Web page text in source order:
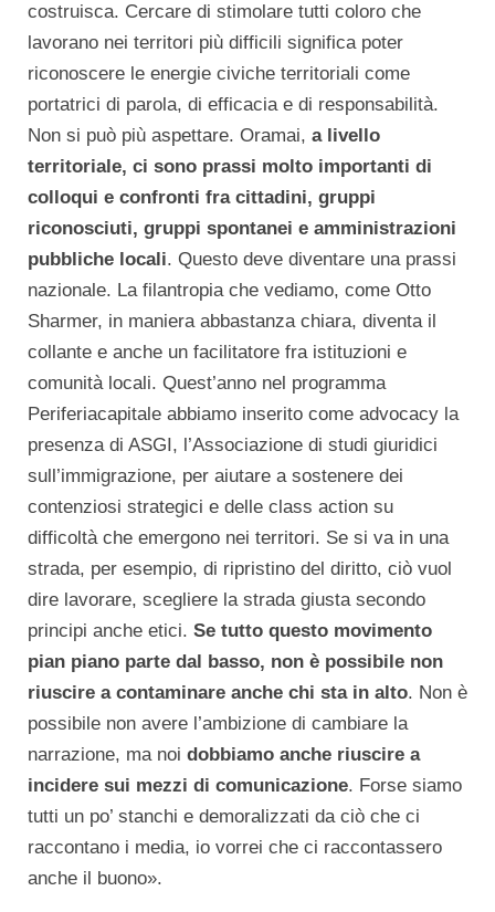
costruisca. Cercare di stimolare tutti coloro che
lavorano nei territori più difficili significa poter
riconoscere le energie civiche territoriali come
portatrici di parola, di efficacia e di responsabilità.
Non si può più aspettare. Oramai, a livello
territoriale, ci sono prassi molto importanti di
colloqui e confronti fra cittadini, gruppi
riconosciuti, gruppi spontanei e amministrazioni
pubbliche locali. Questo deve diventare una prassi
nazionale. La filantropia che vediamo, come Otto
Sharmer, in maniera abbastanza chiara, diventa il
collante e anche un facilitatore fra istituzioni e
comunità locali. Quest’anno nel programma
Periferiacapitale abbiamo inserito come advocacy la
presenza di ASGI, l’Associazione di studi giuridici
sull’immigrazione, per aiutare a sostenere dei
contenziosi strategici e delle class action su
difficoltà che emergono nei territori. Se si va in una
strada, per esempio, di ripristino del diritto, ciò vuol
dire lavorare, scegliere la strada giusta secondo
principi anche etici. Se tutto questo movimento
pian piano parte dal basso, non è possibile non
riuscire a contaminare anche chi sta in alto. Non è
possibile non avere l’ambizione di cambiare la
narrazione, ma noi dobbiamo anche riuscire a
incidere sui mezzi di comunicazione. Forse siamo
tutti un po’ stanchi e demoralizzati da ciò che ci
raccontano i media, io vorrei che ci raccontassero
anche il buono».